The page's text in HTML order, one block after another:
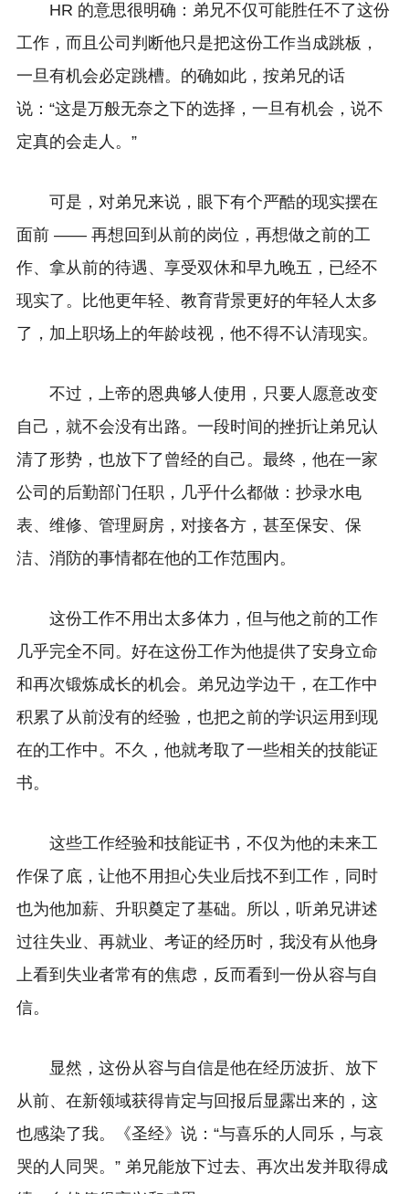
HR 的意思很明确：弟兄不仅可能胜任不了这份
工作，而且公司判断他只是把这份工作当成跳板，
一旦有机会必定跳槽。的确如此，按弟兄的话
说：“这是万般无奈之下的选择，一旦有机会，说不
定真的会走人。”
可是，对弟兄来说，眼下有个严酷的现实摆在
面前 —— 再想回到从前的岗位，再想做之前的工
作、拿从前的待遇、享受双休和早九晚五，已经不
现实了。比他更年轻、教育背景更好的年轻人太多
了，加上职场上的年龄歧视，他不得不认清现实。
不过，上帝的恩典够人使用，只要人愿意改变
自己，就不会没有出路。一段时间的挫折让弟兄认
清了形势，也放下了曾经的自己。最终，他在一家
公司的后勤部门任职，几乎什么都做：抄录水电
表、维修、管理厨房，对接各方，甚至保安、保
洁、消防的事情都在他的工作范围内。
这份工作不用出太多体力，但与他之前的工作
几乎完全不同。好在这份工作为他提供了安身立命
和再次锻炼成长的机会。弟兄边学边干，在工作中
积累了从前没有的经验，也把之前的学识运用到现
在的工作中。不久，他就考取了一些相关的技能证
书。
这些工作经验和技能证书，不仅为他的未来工
作保了底，让他不用担心失业后找不到工作，同时
也为他加薪、升职奠定了基础。所以，听弟兄讲述
过往失业、再就业、考证的经历时，我没有从他身
上看到失业者常有的焦虑，反而看到一份从容与自
信。
显然，这份从容与自信是他在经历波折、放下
从前、在新领域获得肯定与回报后显露出来的，这
也感染了我。《圣经》说：“与喜乐的人同乐，与哀
哭的人同哭。” 弟兄能放下过去、再次出发并取得成